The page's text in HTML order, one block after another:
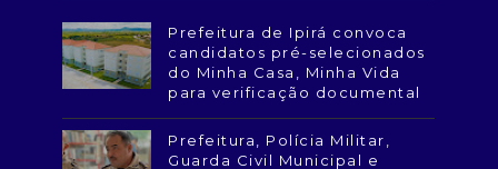
Prefeitura de Ipirá convoca
candidatos pré-selecionados
do Minha Casa, Minha Vida
para verificação documental
Prefeitura, Polícia Militar,
Guarda Civil Municipal e